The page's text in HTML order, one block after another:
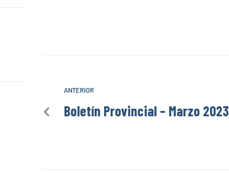
ANTERIOR
Boletín Provincial – Marzo 2023